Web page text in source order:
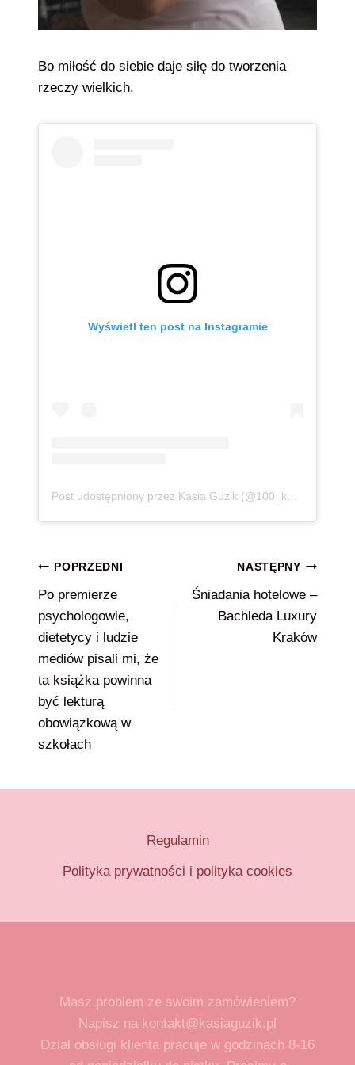
Bo miłość do siebie daje siłę do tworzenia
rzeczy wielkich.
Wyświetl ten post na Instagramie
Nawigacja
wpisu
POPRZEDNI
Po premierze
psychologowie,
dietetycy i ludzie
mediów pisali mi, że
ta książka powinna
być lekturą
obowiązkową w
szkołach
NASTĘPNY
Śniadania hotelowe –
Bachleda Luxury
Kraków
Regulamin
Polityka prywatności i polityka cookies
Masz problem ze swoim zamówieniem?
Napisz na kontakt@kasiaguzik.pl
Dział obsługi klienta pracuje w godzinach 8-16